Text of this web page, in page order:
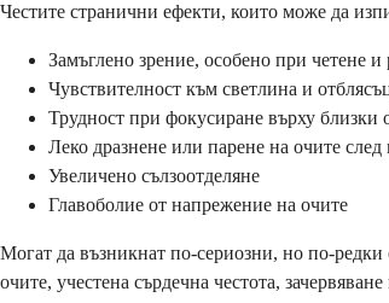
Честите странични ефекти, които може да
Замъглено зрение, особено при четене и
Чувствителност към светлина и
Трудност при фокусиране върху близки
Леко дразнене или парене на очите след
Увеличено сълзоотделяне
Главоболие от напрежение на очите
Могат да възникнат по-сериозни, но по-
очите, учестена сърдечна честота,